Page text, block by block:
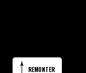
REMONTER